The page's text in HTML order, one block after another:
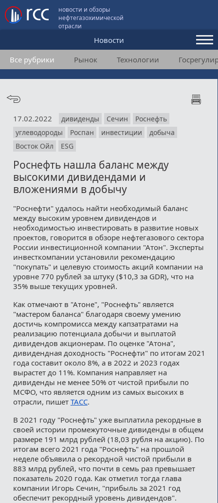
новости и обзоры
нефтегазохимической
отрасли
Новости
Аналитика и мнения
Конференции
Подписка
Пользовательское соглашение
Медиакит
Все рубрики Рынок Технологии
17.02.2022 дивиденды Сечин
Роснефть
углеводороды
Роспан инвестиции
добыча
Восток Ойл
ESG
Роснефть нашла баланс между
высокими дивидендами и
вложениями в добычу
"Роснефти" удалось найти необходимый баланс
между высоким уровнем дивидендов и
необходимостью инвестировать в развитие новых
проектов, говорится в обзоре нефтегазового сектора
России инвестиционной компании "Атон". Эксперты
инвесткомпании установили рекомендацию
"покупать" и целевую стоимость акций компании на
уровне 770 рублей за штуку ($10,3 за GDR), что на
35% выше текущих уровней.
Как отмечают в "Атоне", "Роснефть" является
"мастером баланса" благодаря своему умению
достичь компромисса между капзатратами на
реализацию потенциала добычи и выплатой
дивидендов акционерам. По оценке "Атона",
дивидендная доходность "Роснефти" по итогам 2021
года составит около 8%, а в 2022 и 2023 годах
вырастет до 11%. Компания направляет на
дивиденды не менее 50% от чистой прибыли по
МСФО, что является одним из самых высоких в
отрасли, пишет ТАСС.
В 2021 году "Роснефть" уже выплатила рекордные в
своей истории промежуточные дивиденды в общем
размере 191 млрд рублей (18,03 рубля на акцию). По
итогам всего 2021 года "Роснефть" на прошлой
неделе объявила о рекордной чистой прибыли в
883 млрд рублей, что почти в семь раз превышает
показатель 2020 года. Как отметил тогда глава
компании Игорь Сечин, "прибыль за 2021 год
обеспечит рекордный уровень дивидендов".